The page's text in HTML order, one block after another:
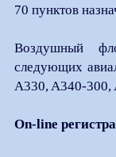
70 пунктов
Воздушный
следующих
A330, A340-300,
On-line